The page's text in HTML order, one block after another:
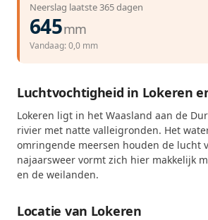
Neerslag laatste 365 dagen
645mm
Vandaag: 0,0 mm
Luchtvochtigheid in Lokeren
Lokeren ligt in het Waasland aan de
rivier met natte valleigronden. Het
omringende meersen houden de lucht
najaarsweer vormt zich hier makkelijk
en de weilanden.
Locatie van Lokeren